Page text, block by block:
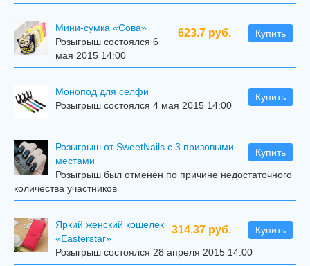
623.7 руб. Купить
Мини-сумка «Сова»
Розыгрыш состоялся 6
мая 2015 14:00
Купить
Mонопод для селфи
Розыгрыш состоялся 4 мая 2015 14:00
Купить
Розыгрыш от SweetNails с 3 призовыми
местами
Розыгрыш был отменён по причине недостаточного
количества участников
314.37 руб. Купить
Яркий женский кошелек
«Easterstar»
Розыгрыш состоялся 28 апреля 2015 14:00